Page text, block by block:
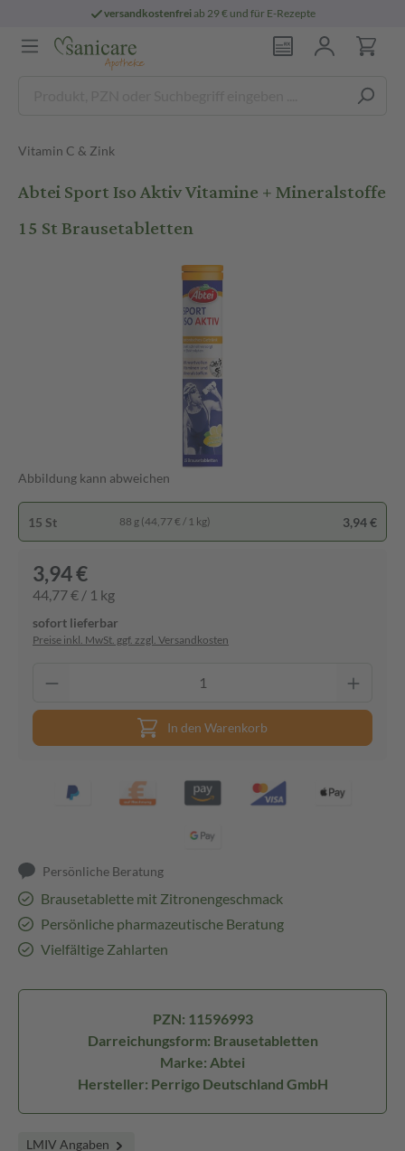
versandkostenfreiab 29 € und für E-Rezepte
Vitamin C & Zink
Abtei Sport Iso Aktiv Vitamine + Mineralstoffe
15 St Brausetabletten
Abbildung kann abweichen
15 St 88 g (44,77 € / 1 kg) 3,94 €
3,94 €
44,77 € / 1 kg
sofort lieferbar
Preise inkl. MwSt. ggf. zzgl. Versandkosten
In den Warenkorb
Persönliche Beratung
Brausetablette mit Zitronengeschmack
Persönliche pharmazeutische Beratung
Vielfältige Zahlarten
PZN: 11596993
Darreichungsform: Brausetabletten
Marke: Abtei
Hersteller: Perrigo Deutschland GmbH
LMIV Angaben